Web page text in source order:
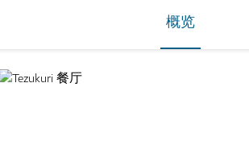
概览